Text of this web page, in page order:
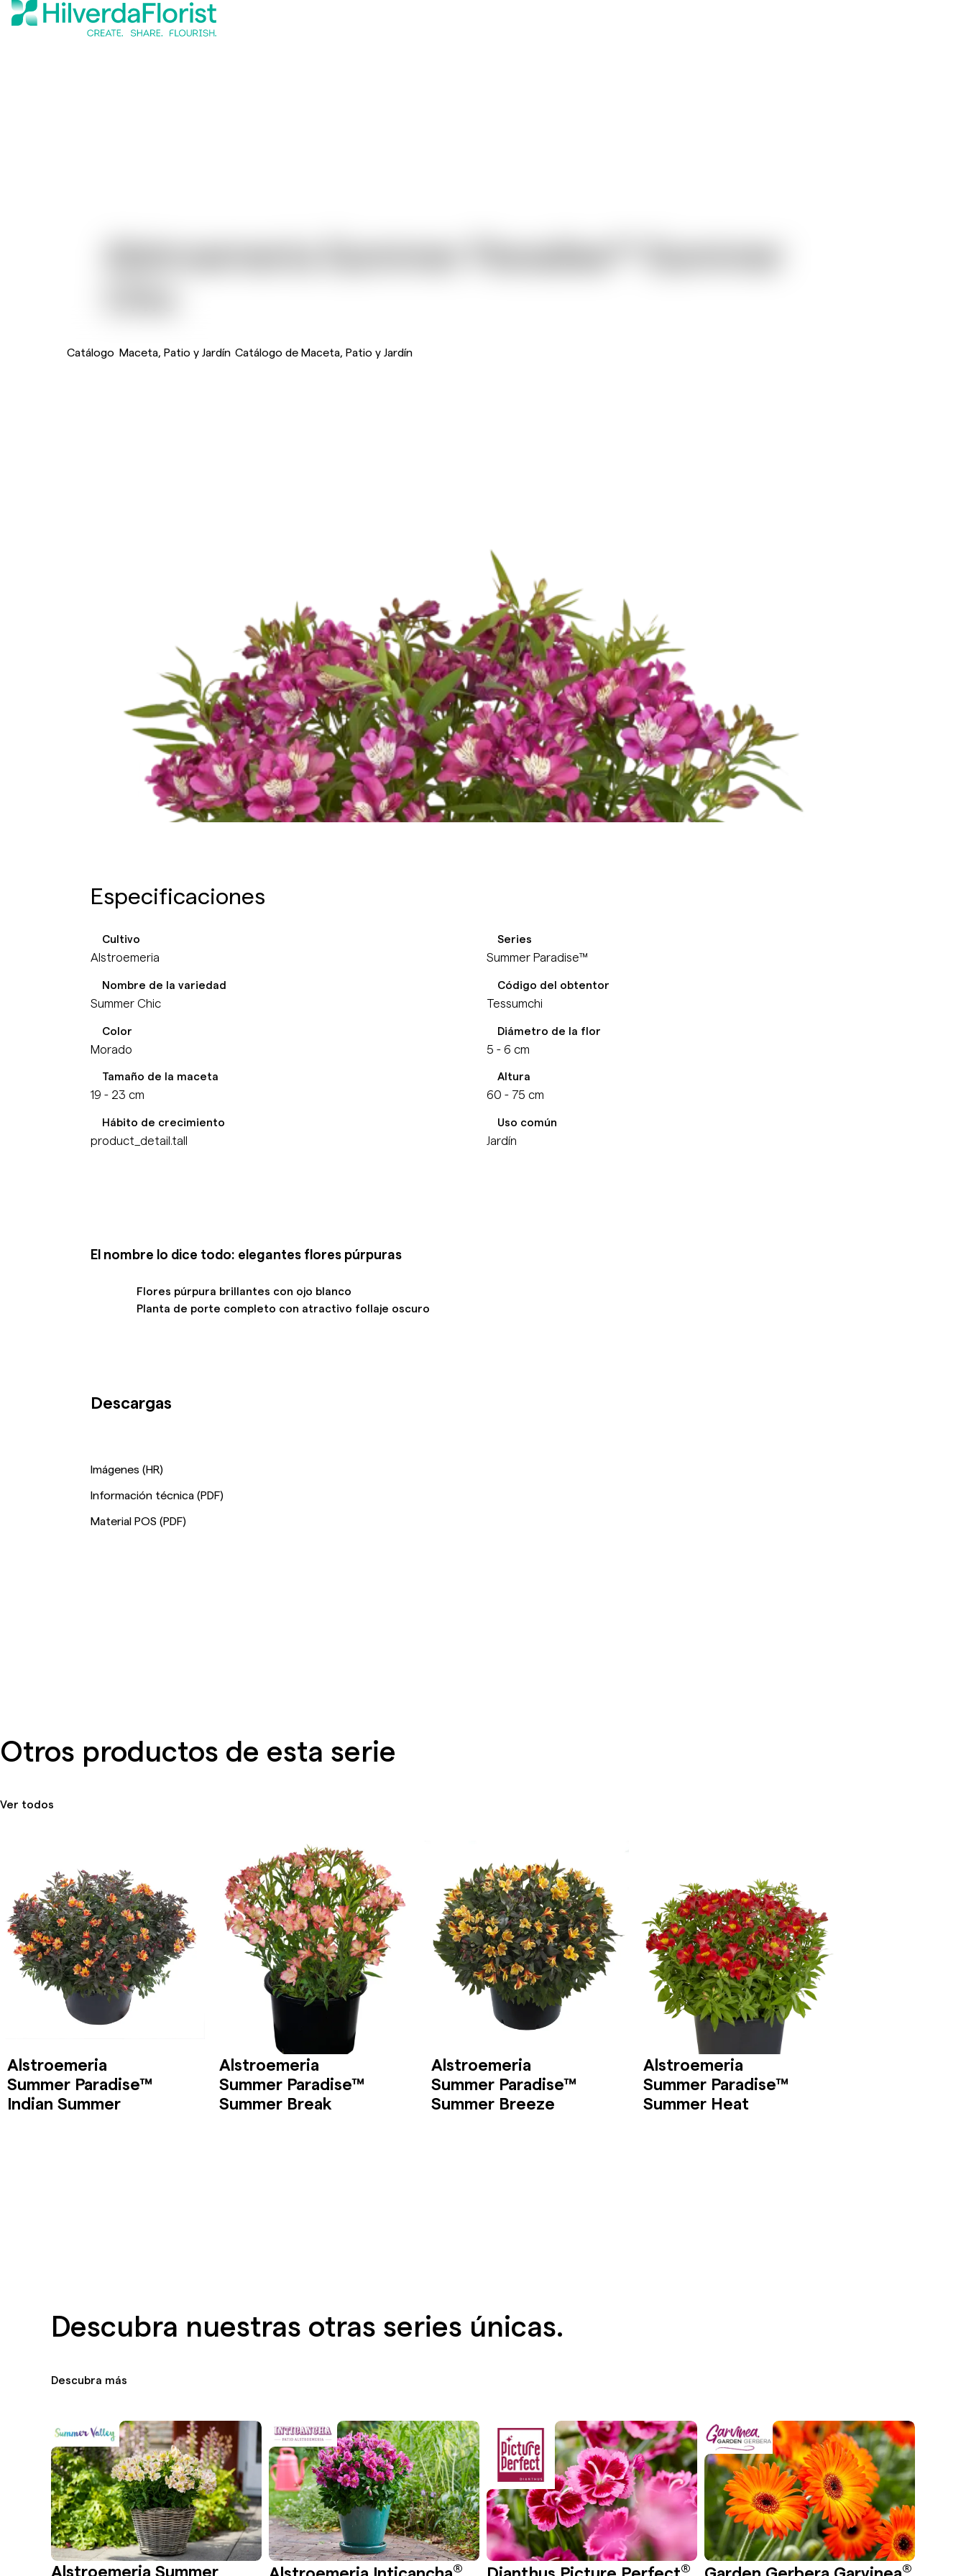
Alstroemeria Summer Paradise™ Summer
Catálogo Maceta, Patio y Jardín Catálogo de Maceta, Patio y Jardín
Especificaciones
Cultivo
Alstroemeria
Series
Summer Paradise™
Nombre de la variedad
Summer Chic
Código del obtentor
Tessumchi
Color
Morado
Diámetro de la flor
5 - 6 cm
Tamaño de la maceta
19 - 23 cm
Altura
60 - 75 cm
Hábito de crecimiento
product_detail.tall
Uso común
Jardín
El nombre lo dice todo: elegantes flores púrpuras
Flores púrpura brillantes con ojo blanco
Planta de porte completo con atractivo follaje oscuro
Descargas
Imágenes (HR)
Información técnica (PDF)
Material POS (PDF)
Otros productos de esta serie
Ver todos
Alstroemeria
Summer Paradise™
Indian Summer
Alstroemeria
Summer Paradise™
Summer Break
Alstroemeria
Summer Paradise™
Summer Breeze
Alstroemeria
Summer Paradise™
Summer Heat
Descubra nuestras otras series únicas.
Descubra más
Alstroemeria Summer Alstroemeria Inticancha® Dianthus Picture Perfect® Garden Gerbera Garvinea®